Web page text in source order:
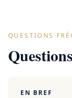
QUESTIONS
EN BREF